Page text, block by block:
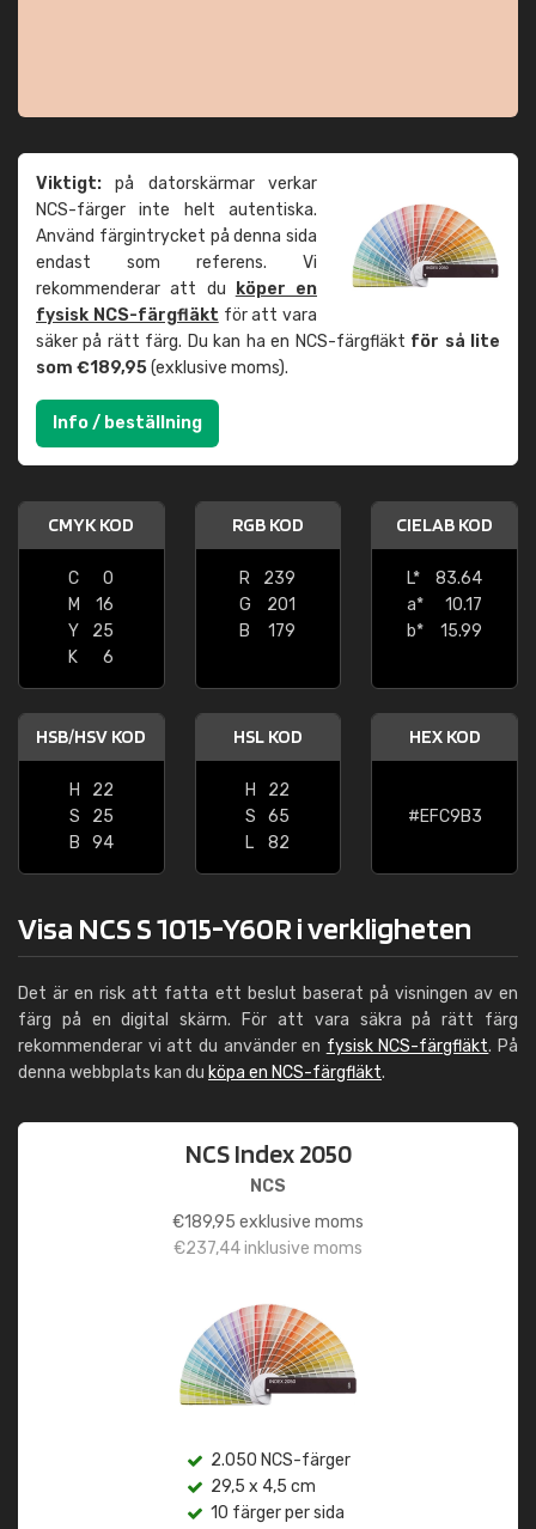
Viktigt: på datorskärmar verkar
NCS-färger inte helt autentiska.
Använd färgintrycket på denna sida
endast som referens. Vi
rekommenderar att du
köper en
fysisk NCS-färgfläkt för att vara
säker på rätt färg. Du kan ha en NCS-färgfläkt för så lite
som €189,95(exklusive moms).
Info / beställning
CMYK KOD
C
0
M
16
Y
25
K
6
RGB KOD
R
239
G
201
B
179
CIELAB KOD
L*
83.64
a*
10.17
b*
15.99
HSB/HSV KOD
H
22
S
25
B
94
HSL KOD
H
22
S
65
L
82
HEX KOD
#EFC9B3
Visa NCS S 1015-Y60R i verkligheten
Det är en risk att fatta ett beslut baserat på visningen av en
färg på en digital skärm. För att vara säkra på rätt färg
rekommenderar vi att du använder en fysisk NCS-färgfläkt. På
denna webbplats kan du köpa en NCS-färgfläkt.
NCS Index 2050
NCS
€189,95 exklusive moms
€237,44inklusive moms
2.050 NCS-färger
29,5 x 4,5 cm
10 färger per sida